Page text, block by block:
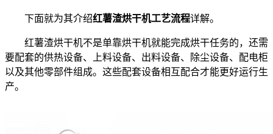
下面就为其介绍红薯渣烘干机工艺流程详解。
红薯渣烘干机不是单靠烘干机就能完成烘干任务的，还需
要配套的供热设备、上料设备、出料设备、除尘设备、配电柜
以及其他零部件组成。这些配套设备相互配合才能更好运行生
产。